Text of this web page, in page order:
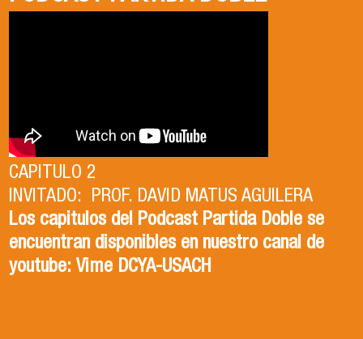
CAPITULO 2
INVITADO: PROF. DAVID MATUS AGUILERA
Los capitulos del Podcast Partida Doble se
encuentran disponibles en nuestro canal de
youtube: Vime DCYA-USACH
CAPITULO 1
INVITADA: DRA. ISABEL TORRES ZAPATA
Los capitulos del Podcast Partida Doble se
encuentran disponibles en nuestro canal de